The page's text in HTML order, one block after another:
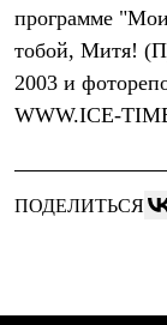
Куртки
Брюки
Жилеты
Утепленная
Брюки
Куртки
Софтшелл одежда
Куртки
программе
тобой, Митя!
2003 и
WWW.ICE-
ПОДЕЛИТЬСЯ